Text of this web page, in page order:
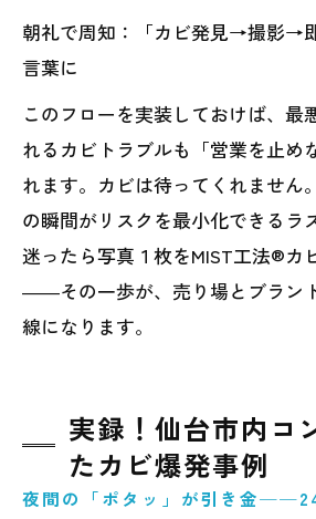
朝礼で周知：「カビ発見→撮影→
言葉に
このフローを実装しておけば、最
れるカビトラブルも「営業を止め
れます。カビは待ってくれません
の瞬間がリスクを最小化できるラ
迷ったら写真１枚をMIST工法®カ
――その一歩が、売り場とブラン
線になります。
実録！仙台市内コ
たカビ爆発事例
夜間の「ポタッ」が引き金